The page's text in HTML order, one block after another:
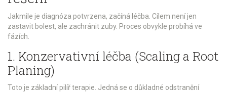
Jakmile je diagnóza potvrzena, začíná léčba. Cílem není jen
zastavit bolest, ale zachránit zuby. Proces obvykle probíhá ve
fázích.
1. Konzervativní léčba (Scaling a Root
Planing)
Toto je základní pilíř terapie. Jedná se o důkladné odstranění